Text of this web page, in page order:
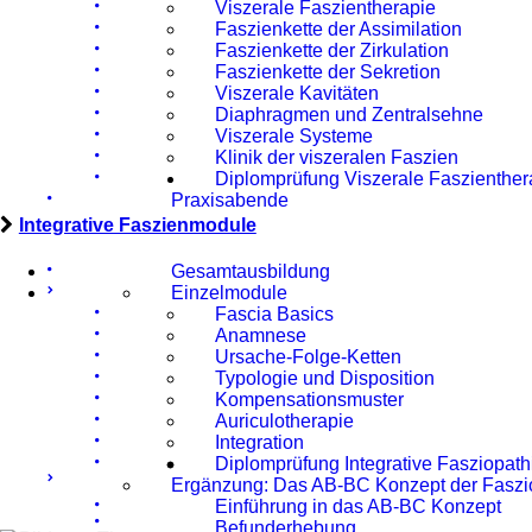
Viszerale Faszientherapie
Faszienkette der Assimilation
Faszienkette der Zirkulation
Faszienkette der Sekretion
Viszerale Kavitäten
Diaphragmen und Zentralsehne
Viszerale Systeme
Klinik der viszeralen Faszien
Diplomprüfung Viszerale
Praxisabende
Integrative Faszienmodule
Gesamtausbildung
Einzelmodule
Fascia Basics
Anamnese
Ursache-Folge-Ketten
Typologie und Disposition
Kompensationsmuster
Auriculotherapie
Integration
Diplomprüfung Integrative
Ergänzung: Das AB-BC Konzept der
Einführung in das AB-BC Konzept